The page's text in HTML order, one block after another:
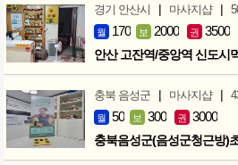
경기 안산시 | 마사지샵 |
월 170 보 2000 권 3500
안산 고잔역/중앙역 신도시
충북 음성군 | 마사지샵 |
월 50 보 300 권 3000
충북음성군(음성군청근방)